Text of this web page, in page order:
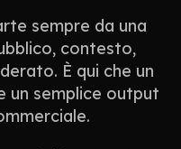
sempre da una
contesto,
È qui che un
un semplice output